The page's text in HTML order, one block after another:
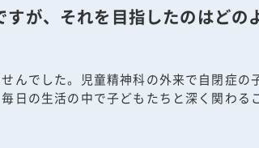
が、それを目指したのはどの
でした。児童精神科の外来で自閉症の
日の生活の中で子どもたちと深く関わる